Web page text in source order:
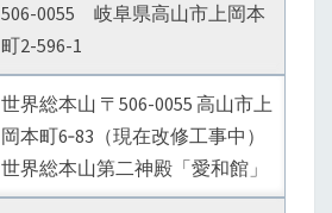
506-0055 岐阜県高山市上岡本
町2-596-1
世界総本山 〒506-0055 高山市上
岡本町6‐83（現在改修工事中）
世界総本山第二神殿「愛和館」